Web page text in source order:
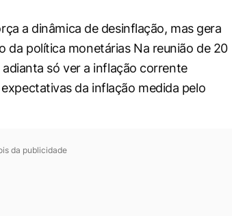
a dinâmica de desinflação, mas gera
da política monetárias Na reunião de 20
só ver a inflação corrente
da inflação medida pelo
da publicidade